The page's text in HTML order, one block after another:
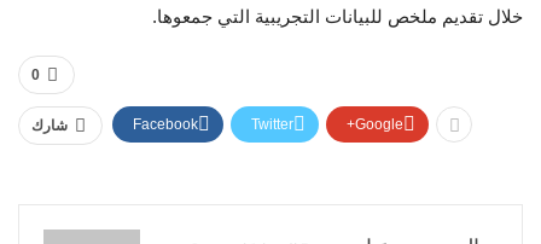
خلال تقديم ملخص للبيانات التجريبية التي جمعوها.
0
شارك Facebook Twitter Google+